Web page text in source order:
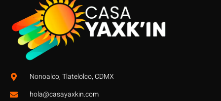
Nonoalco, Tlatelolco, CDMX
hola@casayaxkin.com